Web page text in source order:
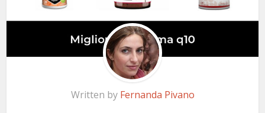
Written by Fernanda Pivano